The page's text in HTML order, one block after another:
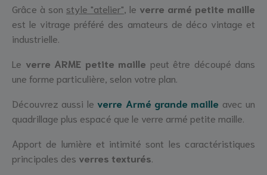
Grâce à son style "atelier" , le verre armé petite maille
est le vitrage préféré des amateurs de déco vintage et
industrielle.
Le verre ARME petite maille peut être découpé dans
une forme particulière, selon votre plan.
Découvrez aussi le verre Armé grande maille avec un
quadrillage plus espacé que le verre armé petite maille.
Apport de lumière et intimité sont les caractéristiques
principales des verres texturés